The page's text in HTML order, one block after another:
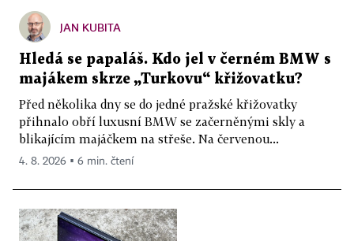
JAN KUBITA
Hledá se papaláš. Kdo jel v černém BMW s
majákem skrze „Turkovu“ křižovatku?
Před několika dny se do jedné pražské křižovatky
přihnalo obří luxusní BMW se začerněnými skly a
blikajícím majáčkem na střeše. Na červenou...
4. 8. 2026 ▪ 6 min. čtení